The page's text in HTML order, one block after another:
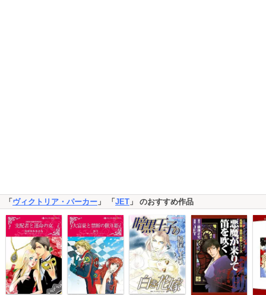
「 ヴィクトリア・パーカー 」 「 JET 」 のおすすめ作品